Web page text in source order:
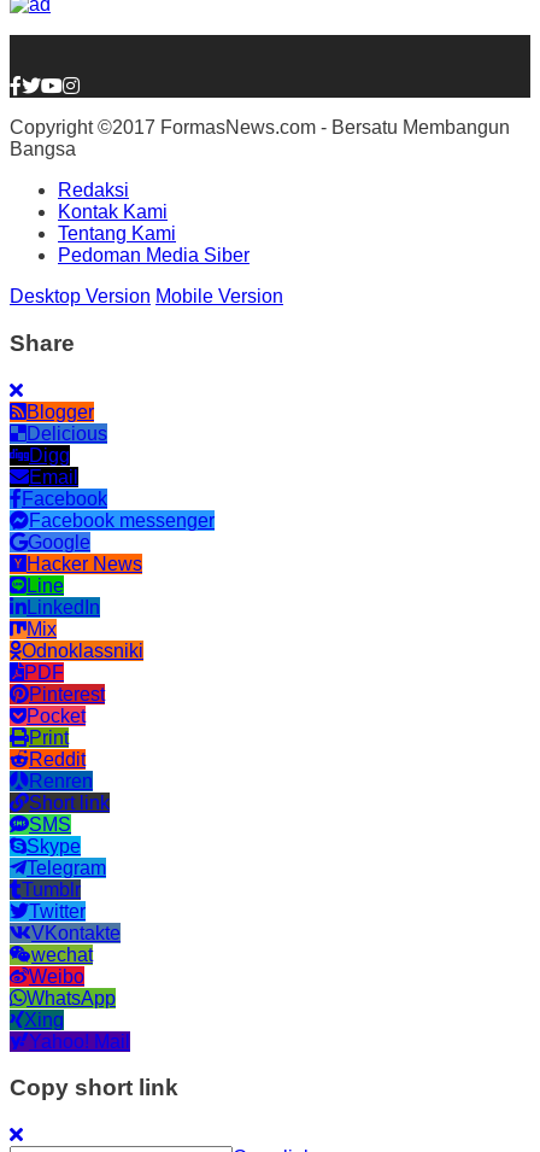
Copyright ©2017 FormasNews.com - Bersatu Membangun
Bangsa
Redaksi
Kontak Kami
Tentang Kami
Pedoman Media Siber
Desktop Version Mobile Version
Share
Blogger
Delicious
Digg
Email
Facebook
Facebook messenger
Google
Hacker News
Line
LinkedIn
Mix
Odnoklassniki
PDF
Pinterest
Pocket
Print
Reddit
Renren
Short link
SMS
Skype
Telegram
Tumblr
Twitter
VKontakte
wechat
Weibo
WhatsApp
Xing
Yahoo! Mail
Copy short link